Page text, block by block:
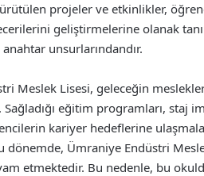
projeler ve etkinlikler,
geliştirmelerine olanak
anahtar unsurlarındandır.
Meslek Lisesi, geleceğin
Sağladığı eğitim programları, staj
kariyer hedeflerine
dönemde, Ümraniye Endüstri
etmektedir. Bu nedenle, bu